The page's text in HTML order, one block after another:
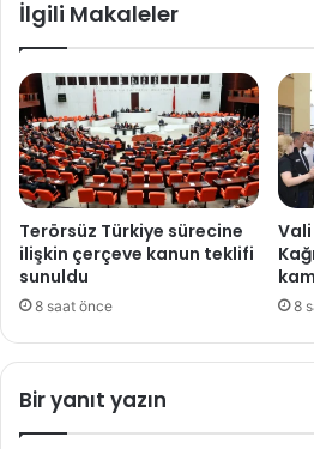
İlgili Makaleler
Terörsüz Türkiye sürecine
ilişkin çerçeve kanun teklifi
sunuldu
8 saat önce 8
Bir yanıt yazın